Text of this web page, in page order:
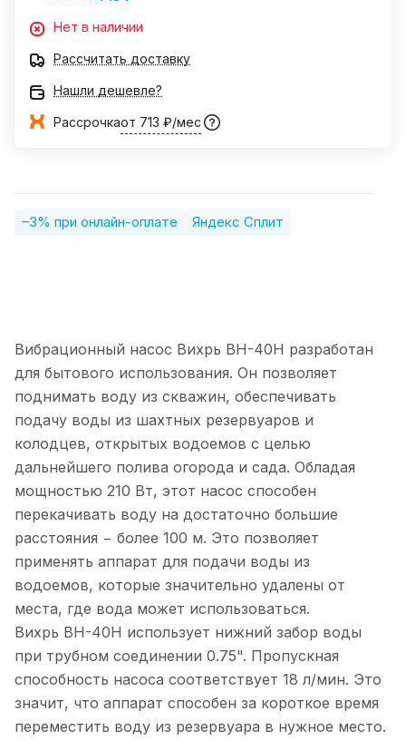
Нет в наличии
Рассчитать доставку
Нашли дешевле?
Рассрочкаот 713 ₽/мес
–3% при онлайн-оплате Яндекс Сплит
Вибрационный насос Вихрь ВН-40Н разработан
для бытового использования. Он позволяет
поднимать воду из скважин, обеспечивать
подачу воды из шахтных резервуаров и
колодцев, открытых водоемов с целью
дальнейшего полива огорода и сада. Обладая
мощностью 210 Вт, этот насос способен
перекачивать воду на достаточно большие
расстояния − более 100 м. Это позволяет
применять аппарат для подачи воды из
водоемов, которые значительно удалены от
места, где вода может использоваться.
Вихрь ВН-40Н использует нижний забор воды
при трубном соединении 0.75". Пропускная
способность насоса соответствует 18 л/мин. Это
значит, что аппарат способен за короткое время
переместить воду из резервуара в нужное место.